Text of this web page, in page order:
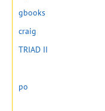
gbooks
craig
TRIAD II
po